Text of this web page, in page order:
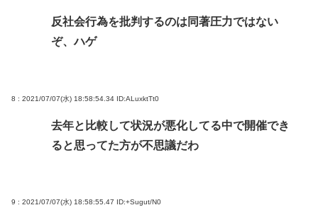
反社会行為を批判するのは同著圧力ではない
ぞ、ハゲ
8 : 2021/07/07(水) 18:58:54.34 ID:ALuxktTt0
去年と比較して状況が悪化してる中で開催でき
ると思ってた方が不思議だわ
9 : 2021/07/07(水) 18:58:55.47 ID:+Sugut/N0